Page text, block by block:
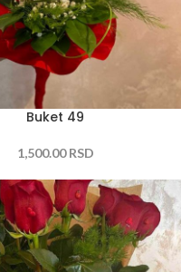
Buket 49
1,500.00RSD